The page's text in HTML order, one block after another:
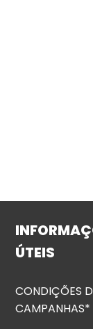
ÚTEIS
CONDIÇÕES
CAMPANHAS*